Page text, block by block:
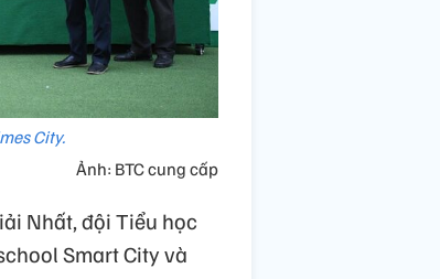
City.
Ảnh: BTC cung cấp
Nhất, đội Tiểu học
Smart City và